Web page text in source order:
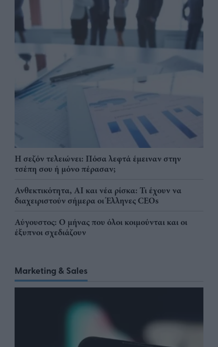
Η σεζόν τελειώνει: Πόσα λεφτά έμειναν στην
τσέπη σου ή μόνο πέρασαν;
Ανθεκτικότητα, AI και νέα ρίσκα: Τι έχουν να
διαχειριστούν σήμερα οι Έλληνες CEOs
Αύγουστος: Ο μήνας που όλοι κοιμούνται και οι
έξυπνοι σχεδιάζουν
Marketing & Sales